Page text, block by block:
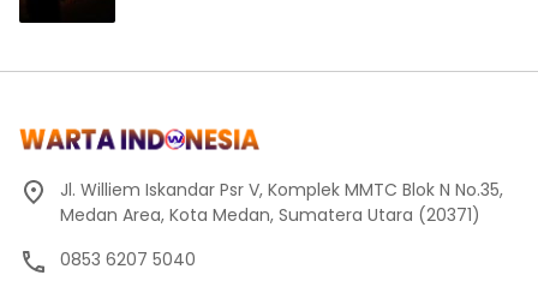
Jl. Williem Iskandar Psr V, Komplek MMTC Blok N No.35,
Medan Area, Kota Medan, Sumatera Utara (20371)
0853 6207 5040